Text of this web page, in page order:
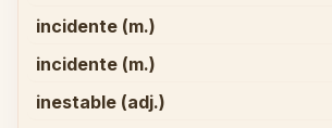
incidente (m.)
incidente (m.)
inestable (adj.)